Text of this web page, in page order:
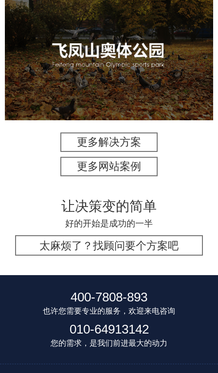
飞凤山奥体公园
旅游休闲 公园 AI人工智能
智慧公园
智慧体育公园
智能步道 智能大数据平台
AR太极
智能体测
更多解决方案
更多网站案例
让决策变的简单
好的开始是成功的一半
太麻烦了？找顾问要个方案吧
400-7808-893
也许您需要专业的服务，欢迎来电咨询
010-64913142
您的需求，是我们前进最大的动力